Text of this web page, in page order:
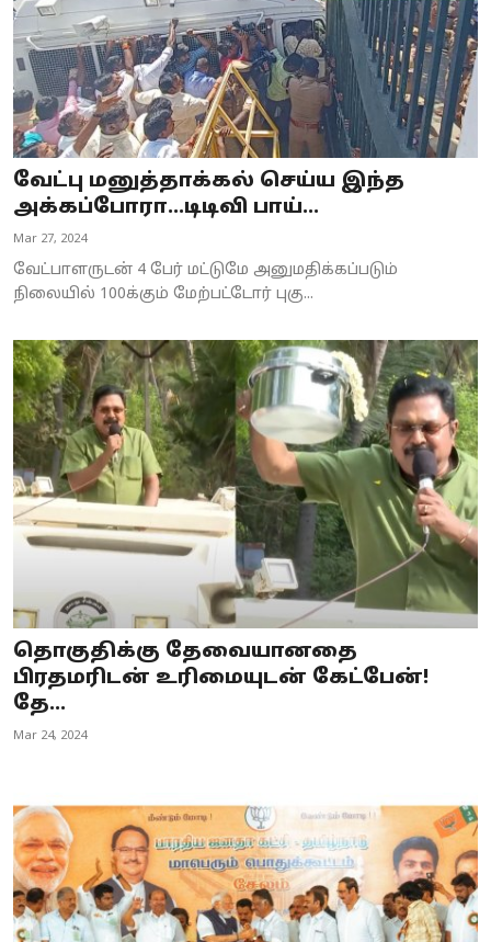
வேட்பு மனுத்தாக்கல் செய்ய இந்த
அக்கப்போரா...டிடிவி பாய்...
Mar 27, 2024
வேட்பாளருடன் 4 பேர் மட்டுமே அனுமதிக்கப்படும்
நிலையில் 100க்கும் மேற்பட்டோர் புகு...
தொகுதிக்கு தேவையானதை
பிரதமரிடன் உரிமையுடன் கேட்பேன்!
தே...
Mar 24, 2024